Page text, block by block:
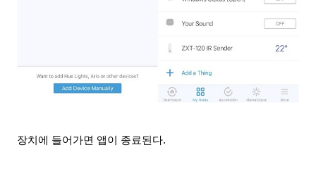
장치에 들어가면 앱이 종료된다.